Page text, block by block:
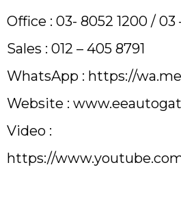
Office : 03- 8052 1200 / 03
Sales : 012 – 405 8791
WhatsApp : https://
Website :
Video :
https://